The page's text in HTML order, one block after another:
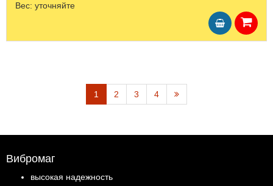
Вес: уточняйте
1 2 3 4
Вибромаг
высокая надежность